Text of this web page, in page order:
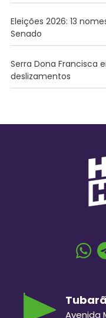
Eleições 2026: 13
Senado
Serra Dona Francisca
deslizamentos
Avenida